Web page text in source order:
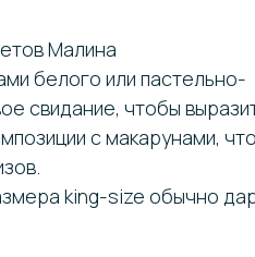
Малина
белого или пастельно-
свидание, чтобы
с макарунами,
king-size обычно